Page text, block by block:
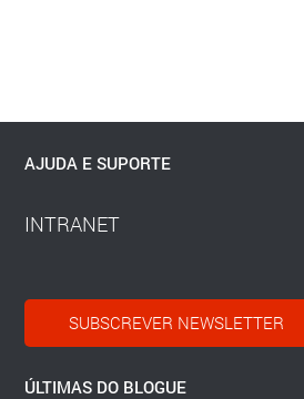
AJUDA E SUPORTE
INTRANET
SUBSCREVER NEWSLETTER
ÚLTIMAS DO BLOGUE